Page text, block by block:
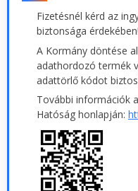
Fizetésnél kérd az
biztonsága érdekében!
A Kormány döntése
adathordozó termék
adattörlő kódot
További információk
Hatóság honlapján: